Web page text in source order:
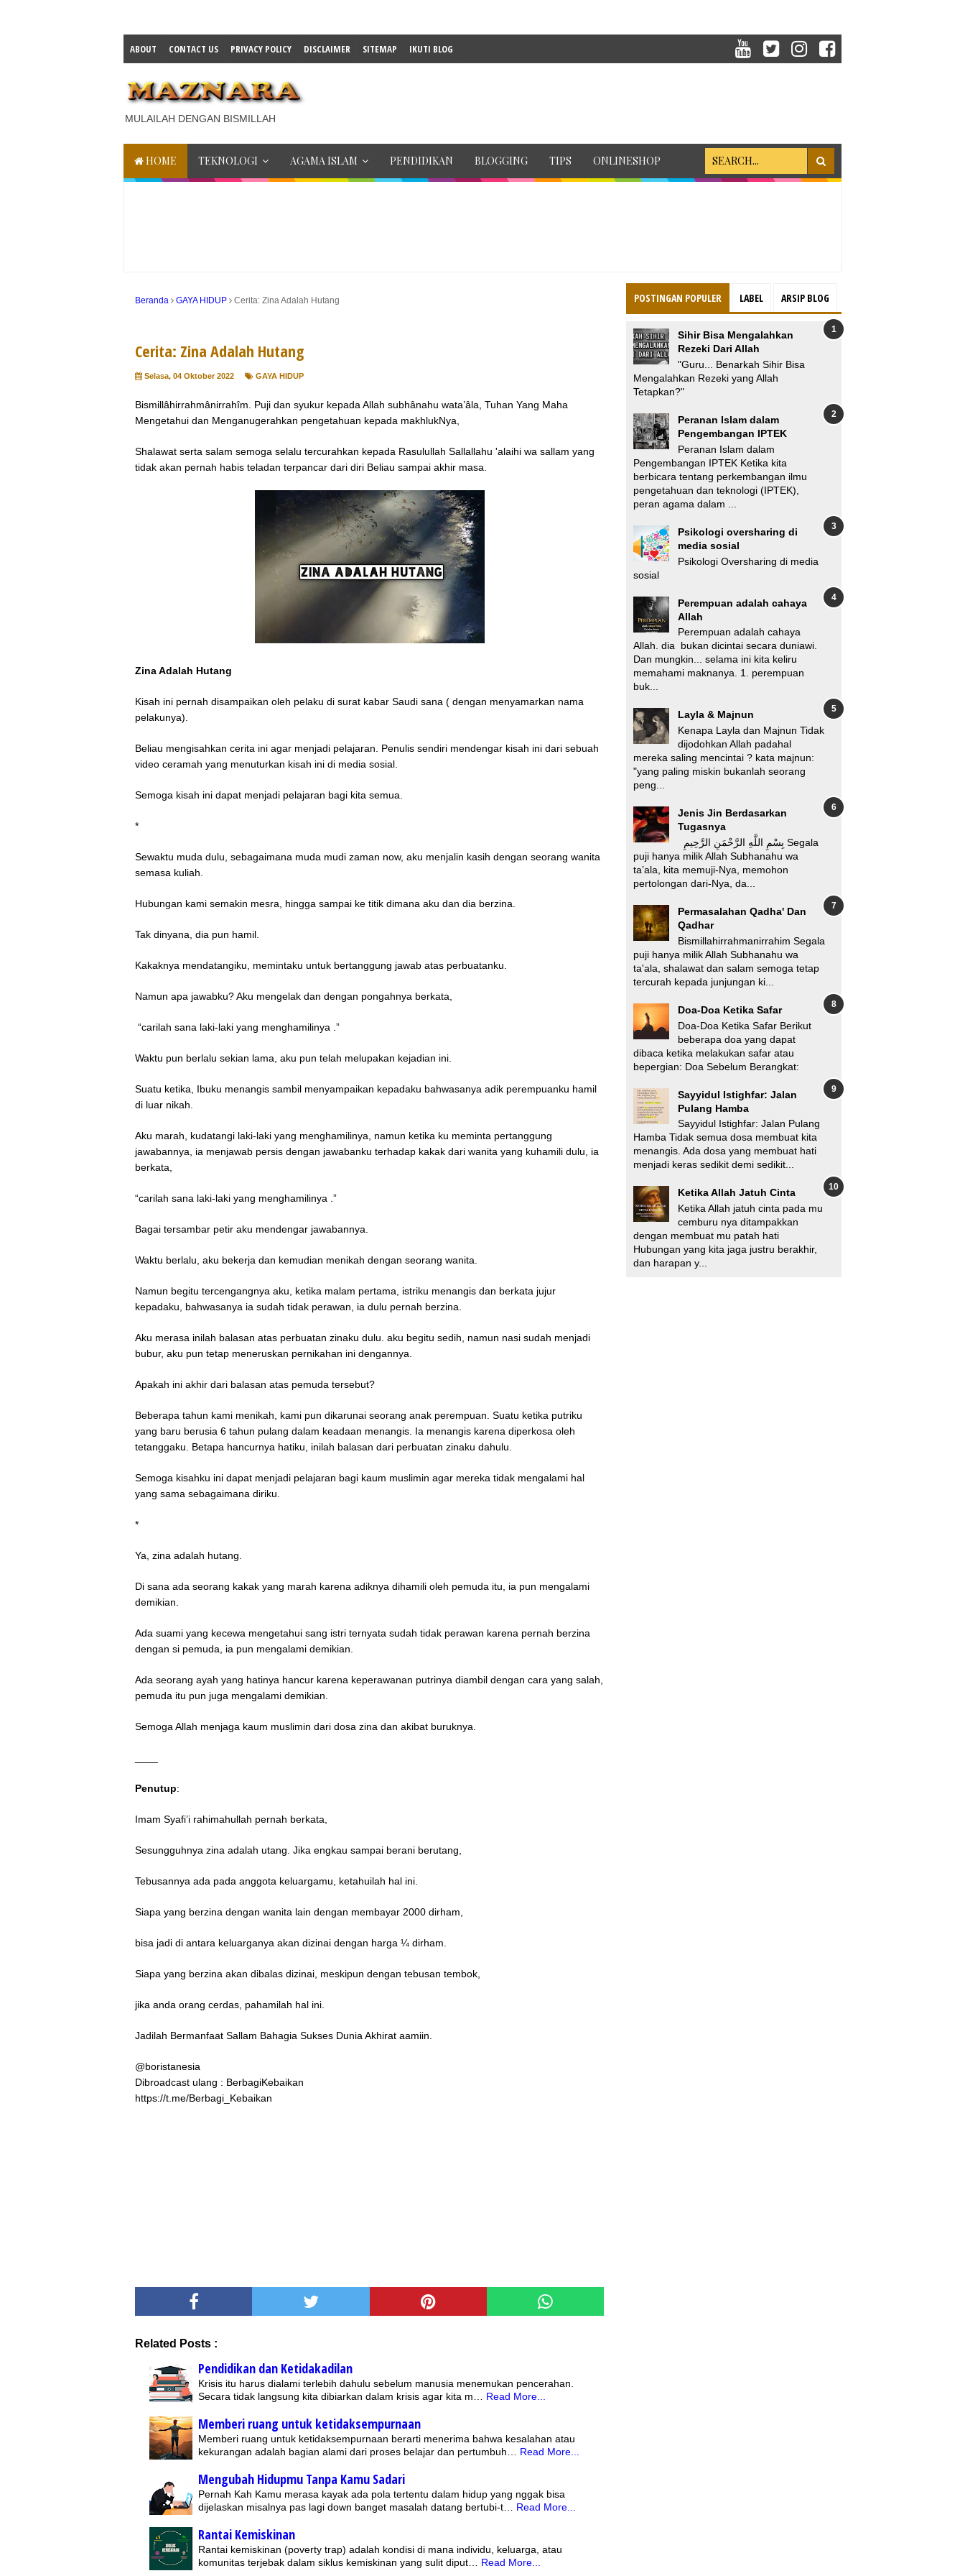
ABOUT CONTACT US PRIVACY POLICY DISCLAIMER SITEMAP IKUTI BLOG
MULAILAH DENGAN BISMILLAH
HOME TEKNOLOGI AGAMA ISLAM PENDIDIKAN BLOGGING TIPS ONLINESHOP
Beranda GAYA HIDUP Cerita: Zina Adalah Hutang
Cerita: Zina Adalah Hutang
Selasa, 04 Oktober 2022 GAYA HIDUP
Bismillâhirrahmânirrahîm. Puji dan syukur kepada Allah subhânahu wata’âla, Tuhan Yang Maha
Mengetahui dan Menganugerahkan pengetahuan kepada makhlukNya,
Shalawat serta salam semoga selalu tercurahkan kepada Rasulullah Sallallahu 'alaihi wa sallam yang
tidak akan pernah habis teladan terpancar dari diri Beliau sampai akhir masa.
Zina Adalah Hutang
Kisah ini pernah disampaikan oleh pelaku di surat kabar Saudi sana ( dengan menyamarkan nama
pelakunya).
Beliau mengisahkan cerita ini agar menjadi pelajaran. Penulis sendiri mendengar kisah ini dari sebuah
video ceramah yang menuturkan kisah ini di media sosial.
Semoga kisah ini dapat menjadi pelajaran bagi kita semua.
*
Sewaktu muda dulu, sebagaimana muda mudi zaman now, aku menjalin kasih dengan seorang wanita
semasa kuliah.
Hubungan kami semakin mesra, hingga sampai ke titik dimana aku dan dia berzina.
Tak dinyana, dia pun hamil.
Kakaknya mendatangiku, memintaku untuk bertanggung jawab atas perbuatanku.
Namun apa jawabku? Aku mengelak dan dengan pongahnya berkata,
“carilah sana laki-laki yang menghamilinya .”
Waktu pun berlalu sekian lama, aku pun telah melupakan kejadian ini.
Suatu ketika, Ibuku menangis sambil menyampaikan kepadaku bahwasanya adik perempuanku hamil
di luar nikah.
Aku marah, kudatangi laki-laki yang menghamilinya, namun ketika ku meminta pertanggung
jawabannya, ia menjawab persis dengan jawabanku terhadap kakak dari wanita yang kuhamili dulu, ia
berkata,
“carilah sana laki-laki yang menghamilinya .”
Bagai tersambar petir aku mendengar jawabannya.
Waktu berlalu, aku bekerja dan kemudian menikah dengan seorang wanita.
Namun begitu tercengangnya aku, ketika malam pertama, istriku menangis dan berkata jujur
kepadaku, bahwasanya ia sudah tidak perawan, ia dulu pernah berzina.
Aku merasa inilah balasan atas perbuatan zinaku dulu. aku begitu sedih, namun nasi sudah menjadi
bubur, aku pun tetap meneruskan pernikahan ini dengannya.
Apakah ini akhir dari balasan atas pemuda tersebut?
Beberapa tahun kami menikah, kami pun dikarunai seorang anak perempuan. Suatu ketika putriku
yang baru berusia 6 tahun pulang dalam keadaan menangis. Ia menangis karena diperkosa oleh
tetanggaku. Betapa hancurnya hatiku, inilah balasan dari perbuatan zinaku dahulu.
Semoga kisahku ini dapat menjadi pelajaran bagi kaum muslimin agar mereka tidak mengalami hal
yang sama sebagaimana diriku.
*
Ya, zina adalah hutang.
Di sana ada seorang kakak yang marah karena adiknya dihamili oleh pemuda itu, ia pun mengalami
demikian.
Ada suami yang kecewa mengetahui sang istri ternyata sudah tidak perawan karena pernah berzina
dengan si pemuda, ia pun mengalami demikian.
Ada seorang ayah yang hatinya hancur karena keperawanan putrinya diambil dengan cara yang salah,
pemuda itu pun juga mengalami demikian.
Semoga Allah menjaga kaum muslimin dari dosa zina dan akibat buruknya.
Penutup:
Imam Syafi’i rahimahullah pernah berkata,
Sesungguhnya zina adalah utang. Jika engkau sampai berani berutang,
Tebusannya ada pada anggota keluargamu, ketahuilah hal ini.
Siapa yang berzina dengan wanita lain dengan membayar 2000 dirham,
bisa jadi di antara keluarganya akan dizinai dengan harga ¼ dirham.
Siapa yang berzina akan dibalas dizinai, meskipun dengan tebusan tembok,
jika anda orang cerdas, pahamilah hal ini.
Jadilah Bermanfaat Sallam Bahagia Sukses Dunia Akhirat aamiin.
@boristanesia
Dibroadcast ulang : BerbagiKebaikan
https://t.me/Berbagi_Kebaikan
Related Posts :
Pendidikan dan Ketidakadilan
Krisis itu harus dialami terlebih dahulu sebelum manusia menemukan pencerahan.
Secara tidak langsung kita dibiarkan dalam krisis agar kita m… Read More...
Memberi ruang untuk ketidaksempurnaan
Memberi ruang untuk ketidaksempurnaan berarti menerima bahwa kesalahan atau
kekurangan adalah bagian alami dari proses belajar dan pertumbuh… Read More...
Mengubah Hidupmu Tanpa Kamu Sadari
Pernah Kah Kamu merasa kayak ada pola tertentu dalam hidup yang nggak bisa
dijelaskan misalnya pas lagi down banget masalah datang bertubi-t… Read More...
Rantai Kemiskinan
Rantai kemiskinan (poverty trap) adalah kondisi di mana individu, keluarga, atau
komunitas terjebak dalam siklus kemiskinan yang sulit diput… Read More...
POSTINGAN POPULER LABEL ARSIP BLOG
Sihir Bisa Mengalahkan
Rezeki Dari Allah
"Guru... Benarkah Sihir Bisa
Mengalahkan Rezeki yang Allah
Tetapkan?"
Peranan Islam dalam
Pengembangan IPTEK
Peranan Islam dalam
Pengembangan IPTEK Ketika kita
berbicara tentang perkembangan ilmu
pengetahuan dan teknologi (IPTEK),
peran agama dalam ...
Psikologi oversharing di
media sosial
Psikologi Oversharing di media
sosial
Perempuan adalah cahaya
Allah
Perempuan adalah cahaya
Allah. dia bukan dicintai secara duniawi.
Dan mungkin... selama ini kita keliru
memahami maknanya. 1. perempuan
buk...
Layla & Majnun
Kenapa Layla dan Majnun Tidak
dijodohkan Allah padahal
mereka saling mencintai ? kata majnun:
"yang paling miskin bukanlah seorang
peng...
Jenis Jin Berdasarkan
Tugasnya
puji hanya milik Allah Subhanahu wa
ta’ala, kita memuji-Nya, memohon
pertolongan dari-Nya, da...
Permasalahan Qadha' Dan
Qadhar
Bismillahirrahmanirrahim Segala
puji hanya milik Allah Subhanahu wa
ta'ala, shalawat dan salam semoga tetap
tercurah kepada junjungan ki...
Doa-Doa Ketika Safar
Doa-Doa Ketika Safar Berikut
beberapa doa yang dapat
dibaca ketika melakukan safar atau
bepergian: Doa Sebelum Berangkat:
Sayyidul Istighfar: Jalan
Pulang Hamba
Sayyidul Istighfar: Jalan Pulang
Hamba Tidak semua dosa membuat kita
menangis. Ada dosa yang membuat hati
menjadi keras sedikit demi sedikit...
Ketika Allah Jatuh Cinta
Ketika Allah jatuh cinta pada mu
cemburu nya ditampakkan
dengan membuat mu patah hati
Hubungan yang kita jaga justru berakhir,
dan harapan y...